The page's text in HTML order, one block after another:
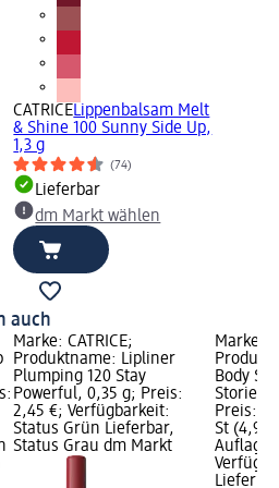
CATRICELippenbalsam Melt
& Shine 100 Sunny Side Up,
1,3 g
(74)
Lieferbar
dm Markt wählen
auch
Marke: CATRICE;
Produktname: Lipliner
Plumping 120 Stay
Powerful, 0,35 g; Preis:
2,45 €; Verfügbarkeit:
Status Grün Lieferbar,
Status Grau dm Markt
Marke:
Body
Stories
Preis:
St (4,95
Auflage